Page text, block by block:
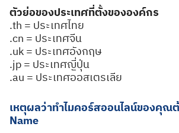
ตัวย่อของประเทศที่ตั้งขององค์กร
.th = ประเทศไทย
.cn = ประเทศจีน
.uk = ประเทศอังกฤษ
.jp = ประเทศญี่ปุ่น
.au = ประเทศออสเตรเลีย
เหตุผลว่าทำไมคอร์สออนไลน์ของคุณ
Name